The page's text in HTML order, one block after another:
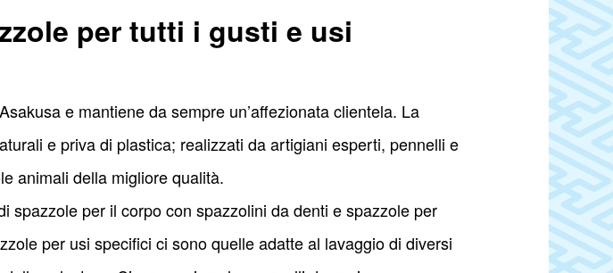
per tutti i gusti e usi
e mantiene da sempre un’affezionata clientela. La
e priva di plastica; realizzati da artigiani esperti, pennelli e
animali della migliore qualità.
spazzole per il corpo con spazzolini da denti e spazzole per
per usi specifici ci sono quelle adatte al lavaggio di diversi